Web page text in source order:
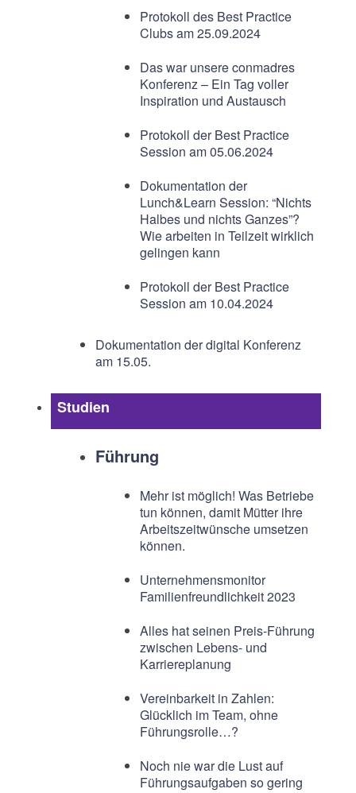
Protokoll des Best Practice
Clubs am 25.09.2024
Das war unsere conmadres
Konferenz – Ein Tag voller
Inspiration und Austausch
Protokoll der Best Practice
Session am 05.06.2024
Dokumentation der
Lunch&Learn Session: “Nichts
Halbes und nichts Ganzes”?
Wie arbeiten in Teilzeit wirklich
gelingen kann
Protokoll der Best Practice
Session am 10.04.2024
Dokumentation der digital Konferenz
am 15.05.
Studien
Führung
Mehr ist möglich! Was Betriebe
tun können, damit Mütter ihre
Arbeitszeitwünsche umsetzen
können.
Unternehmensmonitor
Familienfreundlichkeit 2023
Alles hat seinen Preis-Führung
zwischen Lebens- und
Karriereplanung
Vereinbarkeit in Zahlen:
Glücklich im Team, ohne
Führungsrolle…?
Noch nie war die Lust auf
Führungsaufgaben so gering